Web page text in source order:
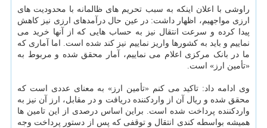
راوشی با اعلان اینکه به سبب تحریم های ظالمانه با محدودیت های
ارزی مواجهیم، اظهار داشت: در عین حال درآمدهای ارزی نیز کاهش
پیدا کرده و سرعت انتقال نیز به حساب هایی که از آنها خرید می
نماییم و باید به کشورها واریز نماییم نیز کند شده است. اما آماری که
ما در بانک مرکزی اعلام می نماییم، آمار محقق شده و مربوط به
«تأمین ارز» است.
وی ادامه داد: تاکید می کنم «تأمین ارز» به معنای عددی است که
محقق شده و ریال آن از واردکننده دریافت و در مقابل، ارز آن نیز به
واردکننده پرداخت شده است. براین اساس درصدی از این تامین ها
همیشه بواسطه کندی انتقال و توقفی که پس از دستور پرداخت وجه